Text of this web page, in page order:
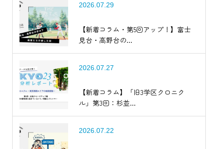
2026.07.29
【新着コラム・第5回アップ！】富士
見台・高野台の...
2026.07.27
【新着コラム】「旧3学区クロニク
ル」第3回：杉並...
2026.07.22